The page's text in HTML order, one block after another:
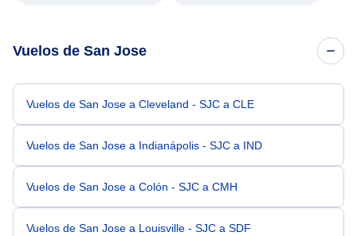
Vuelos de San Jose
Vuelos de San Jose a Cleveland - SJC a CLE
Vuelos de San Jose a Indianápolis - SJC a IND
Vuelos de San Jose a Colón - SJC a CMH
Vuelos de San Jose a Louisville - SJC a SDF